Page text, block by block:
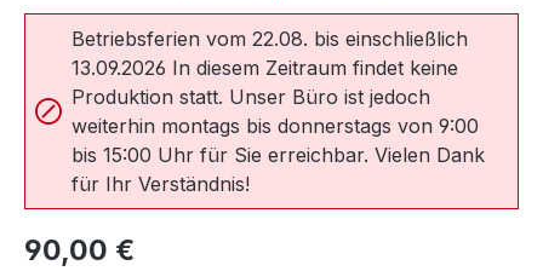
Betriebsferien vom 22.08. bis einschließlich
13.09.2026 In diesem Zeitraum findet keine
Produktion statt. Unser Büro ist jedoch
weiterhin montags bis donnerstags von 9:00
bis 15:00 Uhr für Sie erreichbar. Vielen Dank
für Ihr Verständnis!
Regulärer Preis:
90,00 €